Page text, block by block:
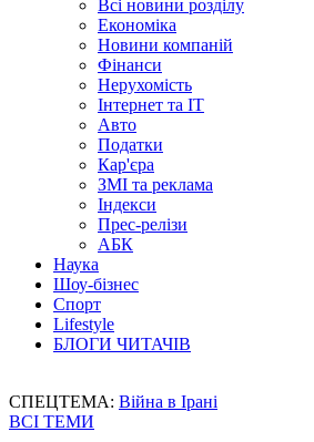
Всі новини розділу
Економіка
Новини компаній
Фінанси
Нерухомість
Інтернет та IT
Авто
Податки
Кар'єра
ЗМІ та реклама
Індекси
Прес-релізи
АБК
Наука
Шоу-бізнес
Спорт
Lifestyle
БЛОГИ ЧИТАЧІВ
СПЕЦТЕМА: Війна в Ірані
ВСІ ТЕМИ